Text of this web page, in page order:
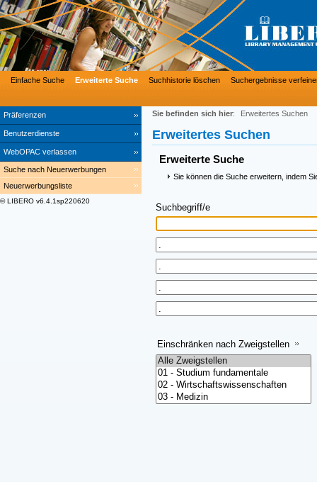
Präferenzen
Benutzerdienste
WebOPAC verlassen
Einfache Suche Erweiterte Suche Suchhistorie löschen Suchergebnisse
Suche nach Neuerwerbungen
Neuerwerbungsliste
© LIBERO v6.4.1sp220620
Sie befinden sich hier: Erweitertes Suchen
Erweitertes Suchen
Erweiterte Suche
Sie können die Suche erweitern, indem
Suchbegriff/e
Einschränken nach Zweigstellen